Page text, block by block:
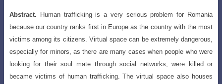
Abstract. Human traffickingis a very serious problem for Romania
because our country ranks first in Europe as the country with the most
victims among its citizens. Virtual space can be extremely dangerous,
especially for minors, as there are many cases when people who were
looking for their soul mate through social networks, were killed or
became victims of human trafficking. The virtual space also houses